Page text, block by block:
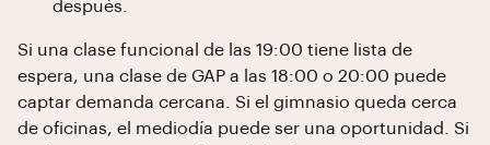
después.
Si una clase funcional de las 19:00 tiene lista de
espera, una clase de GAP a las 18:00 o 20:00 puede
captar demanda cercana. Si el gimnasio queda cerca
de oficinas, el mediodía puede ser una oportunidad. Si